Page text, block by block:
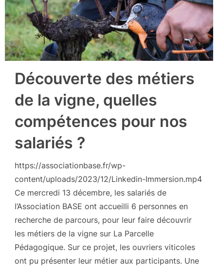
Découverte des métiers
de la vigne, quelles
compétences pour nos
salariés ?
https://associationbase.fr/wp-
content/uploads/2023/12/Linkedin-Immersion.mp4
Ce mercredi 13 décembre, les salariés de
l’Association BASE ont accueilli 6 personnes en
recherche de parcours, pour leur faire découvrir
les métiers de la vigne sur La Parcelle
Pédagogique. Sur ce projet, les ouvriers viticoles
ont pu présenter leur métier aux participants. Une